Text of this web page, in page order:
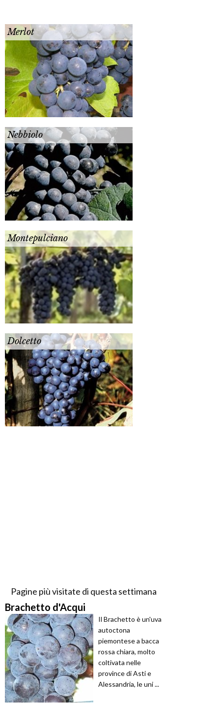
Merlot
Nebbiolo
Montepulciano
Dolcetto
Pagine più visitate di questa settimana
Brachetto d'Acqui
Il Brachetto è un'uva
autoctona
piemontese a bacca
rossa chiara, molto
coltivata nelle
province di Asti e
Alessandria, le uni ...